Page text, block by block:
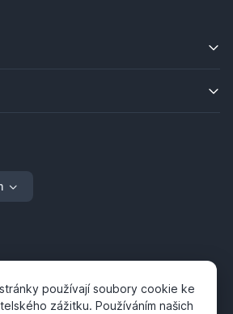
používají soubory cookie ke
zážitku. Používáním našich